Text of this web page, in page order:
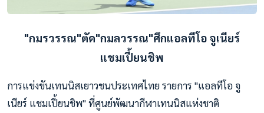
"กมรวรรณ"ตัด"กมลวรรณ"ศึกแอลทีโอ จูเนียร์
แชมเปี้ยนชิพ
การแข่งขันเทนนิสเยาวชนประเทศไทย รายการ "แอลทีโอ จู
เนียร์ แชมเปี้ยนชิพ" ที่ศูนย์พัฒนากีฬาเทนนิสแห่งชาติ